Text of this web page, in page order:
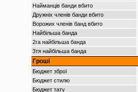
Найманців банди вбито
Дружніх членів банди вбито
Ворожих членів банд вбито
Найбільша банда
2га найбільша банда
3тя найбільша банда
Гроші
Бюджет зброї
Бюджет стилю
Бюджет тату